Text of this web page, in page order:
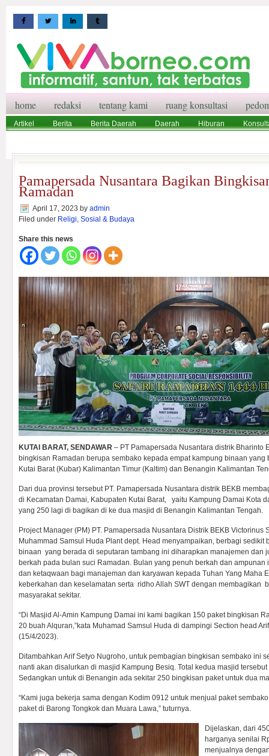
home redaksi tentang kami ruang konsultasi
Artikel Berita Berita Daerah Daerah Hiburan
Pamapersada Nusantara Bagikan
Ramadan
April 17, 2023 by admin
Filed under Religi, Sosial & Budaya
Share this news
KUTAI BARAT, SENDAWAR – PT Pamapersada Nusantara distrik Bharinto
bingkisan Ramadan berupa sembako kepada empat kampung binaan yang
Kutai Barat (Kubar) Kalimantan Timur (Kaltim) dan Benangin Kalimantan
Dari dua provinsi tersebut PT. Pamapersada Nusantara distrik BEKB
di Kecamatan Damai, Kabupaten Kutai Barat, yaitu Kampung Damai Kota
yang 250 lagi di bagikan di ke dua masjid di Benangin Kalimantan Tengah.
Project Manager (PM) PT. Pamapersada Nusantara Distrik BEKB Victorinus
Muhammad Samsul Huda Plant dept. Head menyampaikan, berbagi sedikit
binaan yang berada di seputaran tambang ini diharapkan manajemen dan
berkah pada bulan suci Ramadan. Bulan yang penuh berkah dan
dan ketaqwaan bagi manajeman dan karyawan kepada Tuhan Yang Maha
keberkahan dan keselamatan serta ridho Allah SWT dengan membagikan
masyarakat sekitar.
“Di Masjid Al-Amin Kampung Damai ini kami bagikan 150 paket bingkisan
20 buah Alquran,”kata Muhamad Samsul Huda di dampingi Section head
(15/4/2023).
Ditambahkan Arif Setyo Nugroho, untuk pembagian bingkisan sembako ini
nanti akan disalurkan di masjid Kampung Besiq. Total kedua masjid
Sedangkan untuk di Benangin ada sekitar 250 bingkisan paket untuk dua
“Kami juga bekerja sama dengan Kodim 0912 untuk menjual paket
paket di Barong Tongkok dan Muara Lawa,” tuturnya.
Dijelaskan, dari
harganya senilai
menjualnya